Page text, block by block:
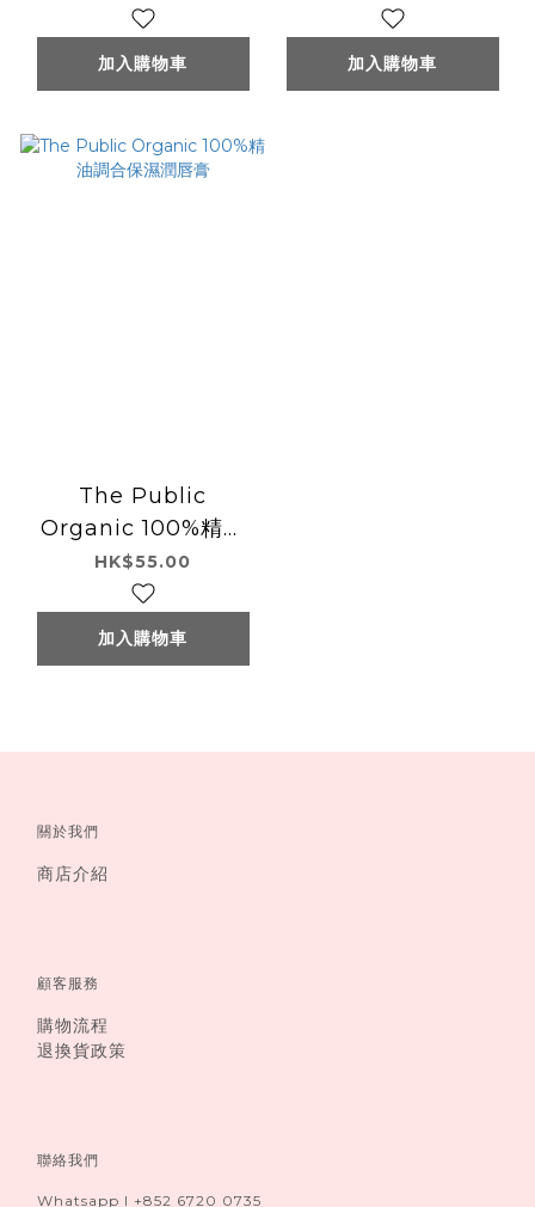
加入購物車 加入購物車
The Public
Organic 100%精油
調合保濕潤唇膏
HK$55.00
加入購物車
關於我們
商店介紹
顧客服務
購物流程
退換貨政策
聯絡我們
Whatsapp I +852 6720 0735